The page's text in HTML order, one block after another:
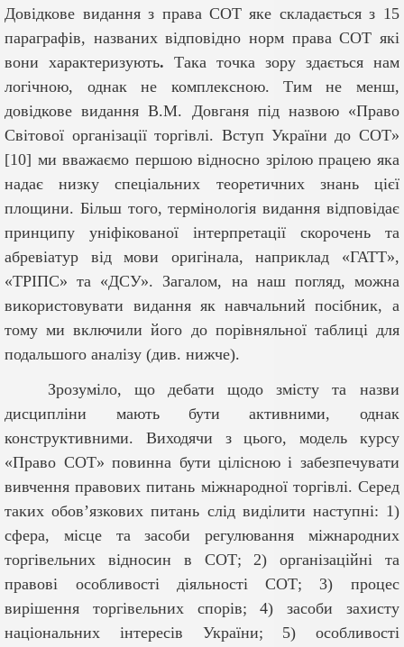
Довідкове видання з права СОТ яке складається з 15
параграфів, названих відповідно норм права СОТ які
вони характеризують. Така точка зору здається нам
логічною, однак не комплексною. Тим не менш,
довідкове видання В.М. Довганя під назвою «Право
Світової організації торгівлі. Вступ України до СОТ»
[10] ми вважаємо першою відносно зрілою працею яка
надає низку спеціальних теоретичних знань цієї
площини. Більш того, термінологія видання відповідає
принципу уніфікованої інтерпретації скорочень та
абревіатур від мови оригінала, наприклад «ГАТТ»,
«ТРІПС» та «ДСУ». Загалом, на наш погляд, можна
використовувати видання як навчальний посібник, а
тому ми включили його до порівняльної таблиці для
подальшого аналізу (див. нижче).
Зрозуміло, що дебати щодо змісту та назви
дисципліни мають бути активними, однак
конструктивними. Виходячи з цього, модель курсу
«Право СОТ» повинна бути цілісною і забезпечувати
вивчення правових питань міжнародної торгівлі. Серед
таких обов’язкових питань слід виділити наступні: 1)
сфера, місце та засоби регулювання міжнародних
торгівельних відносин в СОТ; 2) організаційні та
правові особливості діяльності СОТ; 3) процес
вирішення торгівельних спорів; 4) засоби захисту
національних інтересів України; 5) особливості